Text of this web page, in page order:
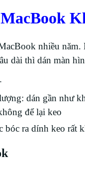
nhiều
dài thì dán màn
dán gần như
để lại keo
bóc ra dính keo rất